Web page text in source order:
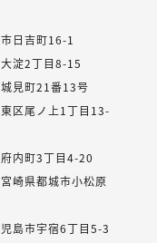
日吉町16-1
淀2丁目8-15
見町21番13号
区尾ノ上1丁目13-
内町3丁目4-20
崎県都城市小松原
島市宇宿6丁目5-3